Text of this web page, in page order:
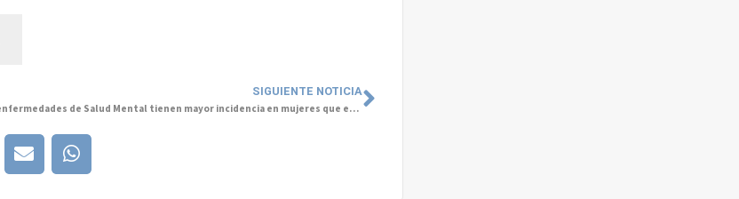
SIGUIENTE NOTICIA
Las enfermedades de Salud Mental tienen mayor incidencia en mujeres que en hombres